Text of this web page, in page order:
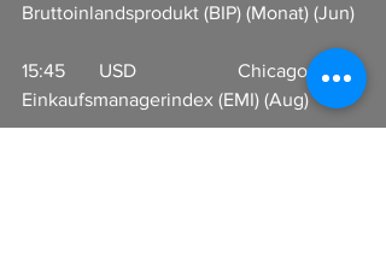
Bruttoinlandsprodukt (BIP) (Monat) (Jun)
15:45       USD                     Chicago
Einkaufsmanagerindex (EMI) (Aug)